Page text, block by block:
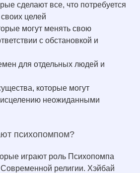
сделают все, что потребуется
целей
могут менять свою
с обстановкой и
для отдельных людей и
которые могут
исцелению неожиданными
психопомпом?
играют роль Психопомпа
религии. Хэйбай